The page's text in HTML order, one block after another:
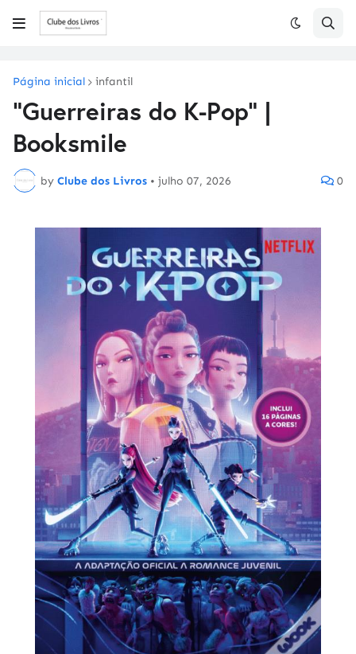
Página inicial infantil
"Guerreiras do K-Pop" |
Booksmile
by Clube dos Livros • julho 07, 2026 0